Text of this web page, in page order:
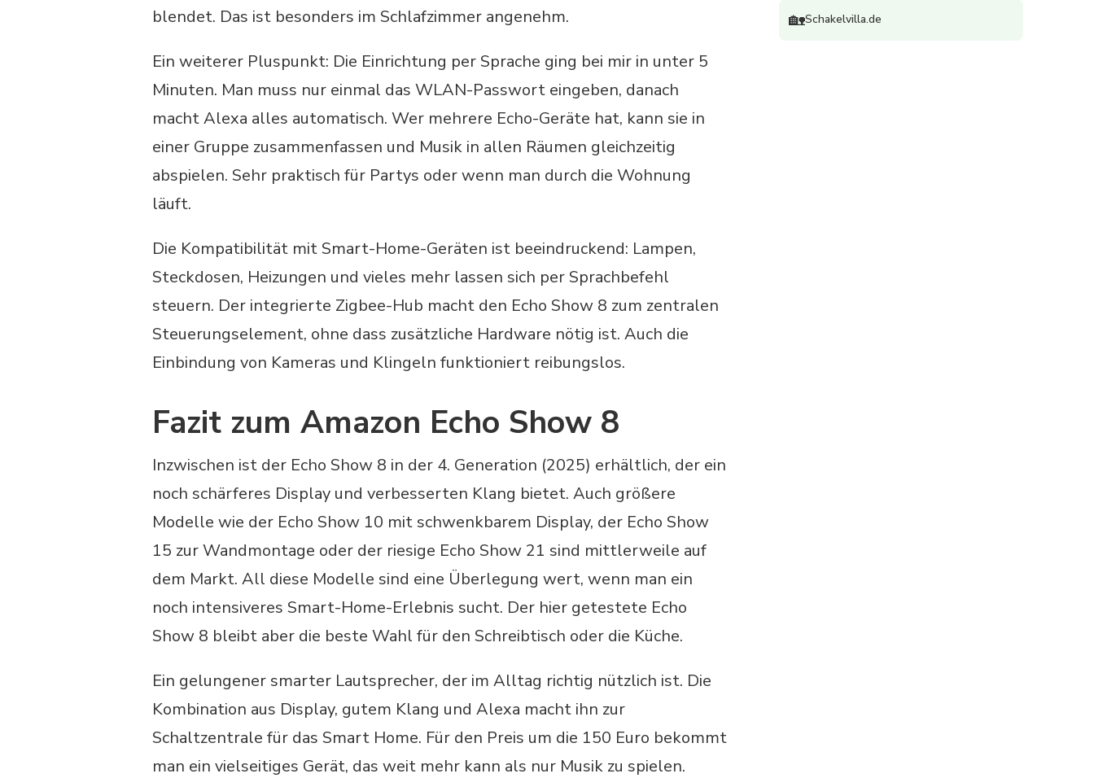
blendet. Das ist besonders im Schlafzimmer angenehm.
Ein weiterer Pluspunkt: Die Einrichtung per Sprache ging bei mir in unter 5
Minuten. Man muss nur einmal das WLAN-Passwort eingeben, danach
macht Alexa alles automatisch. Wer mehrere Echo-Geräte hat, kann sie in
einer Gruppe zusammenfassen und Musik in allen Räumen gleichzeitig
abspielen. Sehr praktisch für Partys oder wenn man durch die Wohnung
läuft.
Die Kompatibilität mit Smart-Home-Geräten ist beeindruckend: Lampen,
Steckdosen, Heizungen und vieles mehr lassen sich per Sprachbefehl
steuern. Der integrierte Zigbee-Hub macht den Echo Show 8 zum zentralen
Steuerungselement, ohne dass zusätzliche Hardware nötig ist. Auch die
Einbindung von Kameras und Klingeln funktioniert reibungslos.
Fazit zum Amazon Echo Show 8
Inzwischen ist der Echo Show 8 in der 4. Generation (2025) erhältlich, der ein
noch schärferes Display und verbesserten Klang bietet. Auch größere
Modelle wie der Echo Show 10 mit schwenkbarem Display, der Echo Show
15 zur Wandmontage oder der riesige Echo Show 21 sind mittlerweile auf
dem Markt. All diese Modelle sind eine Überlegung wert, wenn man ein
noch intensiveres Smart-Home-Erlebnis sucht. Der hier getestete Echo
Show 8 bleibt aber die beste Wahl für den Schreibtisch oder die Küche.
Ein gelungener smarter Lautsprecher, der im Alltag richtig nützlich ist. Die
Kombination aus Display, gutem Klang und Alexa macht ihn zur
Schaltzentrale für das Smart Home. Für den Preis um die 150 Euro bekommt
man ein vielseitiges Gerät, das weit mehr kann als nur Musik zu spielen.
🏡Schakelvilla.de